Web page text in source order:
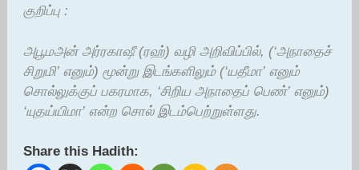
குறிப்பு :
அபூமஅன் அர்ரகாஷீ (ரஹ்) வழி அறிவிப்பில், (‘அநாதைச்
சிறுமி’ எனும்) மூன்று இடங்களிலும் (‘யதீமா’ எனும்
சொல்லுக்குப் பகரமாக, ‘சிறிய அநாதைப் பெண்’ எனும்)
‘யுதய்யிமா’ என்ற சொல் இடம்பெற்றுள்ளது.
Share this Hadith: